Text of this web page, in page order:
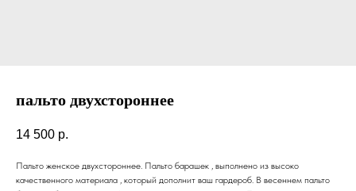
пальто двухстороннее
14 500 р.
Пальто женское двухстороннее. Пальто барашек , выполнено из высоко
качественного материала , который дополнит ваш гардероб. В весеннем пальто